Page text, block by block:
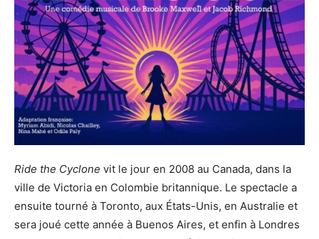
Ride the Cyclone vit le jour en 2008 au Canada, dans la
ville de Victoria en Colombie britannique. Le spectacle a
ensuite tourné à Toronto, aux États-Unis, en Australie et
sera joué cette année à Buenos Aires, et enfin à Londres